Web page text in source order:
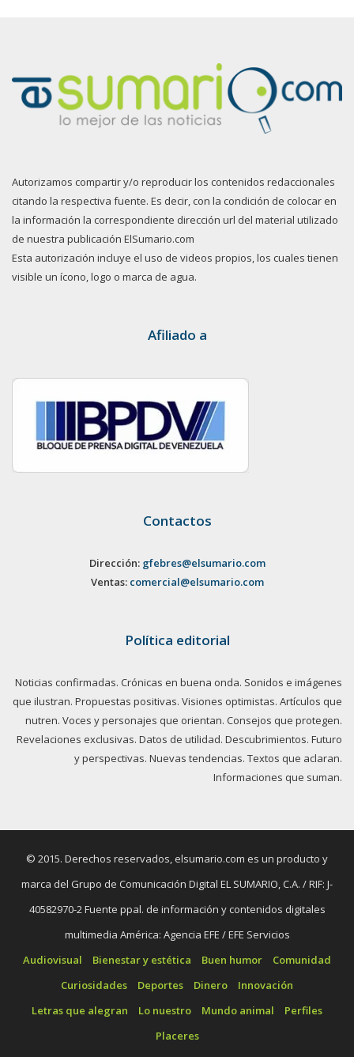
Autorizamos compartir y/o reproducir los contenidos redaccionales
citando la respectiva fuente. Es decir, con la condición de colocar en
la información la correspondiente dirección url del material utilizado
de nuestra publicación ElSumario.com
Esta autorización incluye el uso de videos propios, los cuales tienen
visible un ícono, logo o marca de agua.
Afiliado a
Contactos
Dirección: gfebres@elsumario.com
Ventas: comercial@elsumario.com
Política editorial
Noticias confirmadas. Crónicas en buena onda. Sonidos e imágenes
que ilustran. Propuestas positivas. Visiones optimistas. Artículos que
nutren. Voces y personajes que orientan. Consejos que protegen.
Revelaciones exclusivas. Datos de utilidad. Descubrimientos. Futuro
y perspectivas. Nuevas tendencias. Textos que aclaran.
Informaciones que suman.
© 2015. Derechos reservados, elsumario.com es un producto y
marca del Grupo de Comunicación Digital EL SUMARIO, C.A. / RIF: J-
40582970-2 Fuente ppal. de información y contenidos digitales
multimedia América: Agencia EFE / EFE Servicios
Audiovisual
Bienestar y estética Buen humor
Comunidad
Curiosidades
Deportes Dinero
Innovación
Letras que alegran
Lo nuestro Mundo animal
Perfiles
Placeres